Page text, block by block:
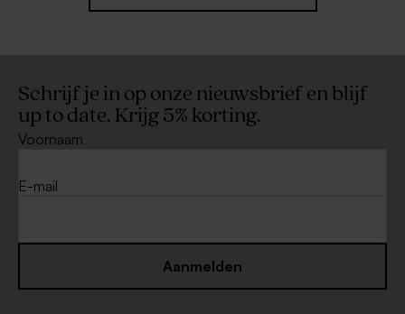
Schrijf je in op onze nieuwsbrief en blijf
up to date. Krijg 5% korting.
Voornaam
E-mail
Aanmelden